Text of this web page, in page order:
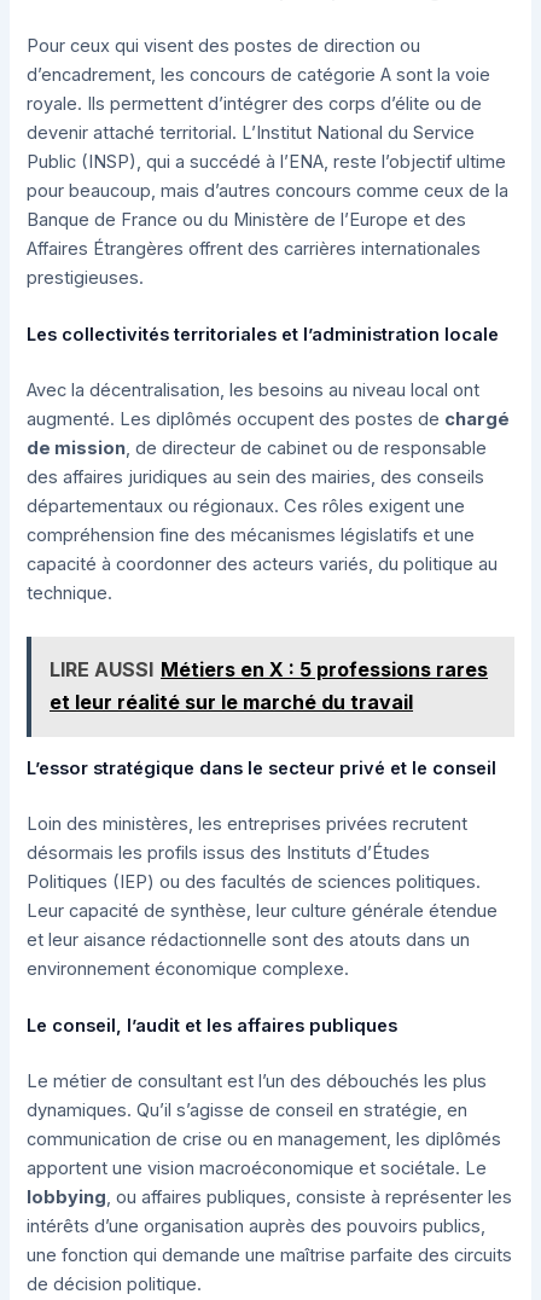
Pour ceux qui visent des postes de direction ou
d’encadrement, les concours de catégorie A sont la voie
royale. Ils permettent d’intégrer des corps d’élite ou de
devenir attaché territorial. L’Institut National du Service
Public (INSP), qui a succédé à l’ENA, reste l’objectif ultime
pour beaucoup, mais d’autres concours comme ceux de la
Banque de France ou du Ministère de l’Europe et des
Affaires Étrangères offrent des carrières internationales
prestigieuses.
Les collectivités territoriales et l’administration locale
Avec la décentralisation, les besoins au niveau local ont
augmenté. Les diplômés occupent des postes de chargé
de mission, de directeur de cabinet ou de responsable
des affaires juridiques au sein des mairies, des conseils
départementaux ou régionaux. Ces rôles exigent une
compréhension fine des mécanismes législatifs et une
capacité à coordonner des acteurs variés, du politique au
technique.
LIRE AUSSI Métiers en X : 5 professions rares
et leur réalité sur le marché du travail
L’essor stratégique dans le secteur privé et le conseil
Loin des ministères, les entreprises privées recrutent
désormais les profils issus des Instituts d’Études
Politiques (IEP) ou des facultés de sciences politiques.
Leur capacité de synthèse, leur culture générale étendue
et leur aisance rédactionnelle sont des atouts dans un
environnement économique complexe.
Le conseil, l’audit et les affaires publiques
Le métier de consultant est l’un des débouchés les plus
dynamiques. Qu’il s’agisse de conseil en stratégie, en
communication de crise ou en management, les diplômés
apportent une vision macroéconomique et sociétale. Le
lobbying, ou affaires publiques, consiste à représenter les
intérêts d’une organisation auprès des pouvoirs publics,
une fonction qui demande une maîtrise parfaite des circuits
de décision politique.